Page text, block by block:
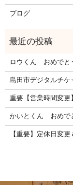
ブログ
ロウくん おめでと
島田市デジタルチケ
重要【営業時間変更
かいとくん おめで
【重要】定休日変